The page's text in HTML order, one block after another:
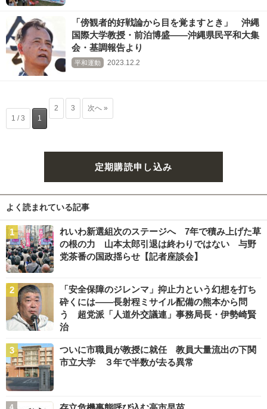
「傍観者的好戦論から目を覚ますとき」 沖縄
国際大学教授・前泊博盛――沖縄県民平和大集
会・基調報告より
平和運動 2023.12.2
1 / 3 1
2 3 次へ »
定期購読申し込み
よく読まれている記事
れいわ新選組次のステージへ 7年で積み上げた草
の根の力 山本太郎引退は終わりではない 与野
党茶番の国政揺らせ【記者座談会】
「安全保障のジレンマ」抑止力という幻想を打ち
砕くには――長射程ミサイル配備の熊本から問
う 超党派「人道外交議連」事務局長・伊勢崎賢
治
ついに市職員が教授に就任 教員大量流出の下関
市立大学 ３年で半数が去る異常